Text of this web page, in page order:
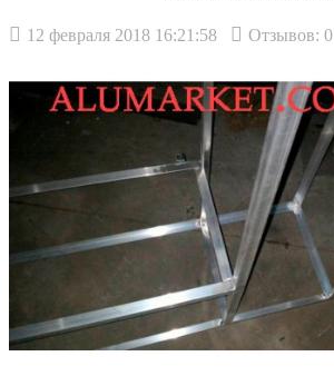
12 февраля 2018 16:21:58 Отзывов: 0